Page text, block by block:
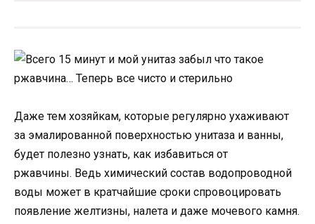
Даже тем хозяйкам, которые регулярно ухаживают
за эмалированной поверхностью унитаза и ванны,
будет полезно узнать, как избавиться от
ржавчины. Ведь химический состав водопроводной
воды может в кратчайшие сроки спровоцировать
появление желтизны, налета и даже мочевого камня.